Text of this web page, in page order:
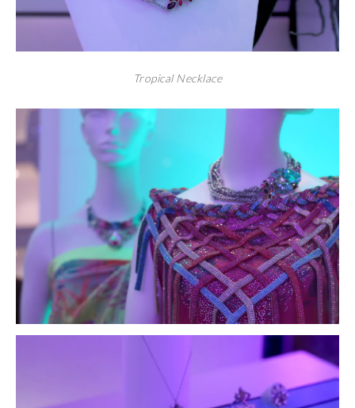
Tropical Necklace